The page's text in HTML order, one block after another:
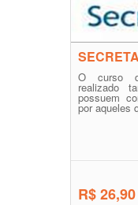
O curso
realizado
possuem
por aqueles
R$ 26,90